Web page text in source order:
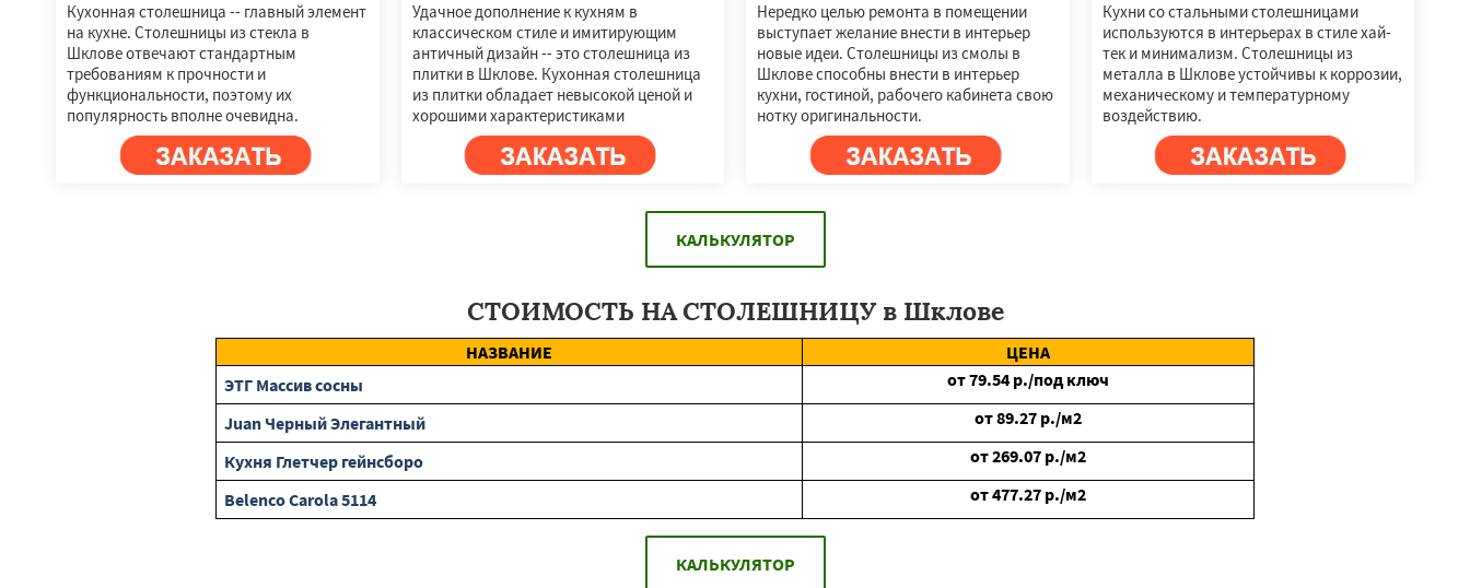
Кухонная столешница -- главный элемент
на кухне. Столешницы из стекла в
Шклове отвечают стандартным
требованиям к прочности и
функциональности, поэтому их
популярность вполне очевидна.
Удачное дополнение к кухням в
классическом стиле и имитирующим
античный дизайн -- это столешница из
плитки в Шклове. Кухонная столешница
из плитки обладает невысокой ценой и
хорошими характеристиками
Нередко целью ремонта в помещении
выступает желание внести в интерьер
новые идеи. Столешницы из смолы в
Шклове способны внести в интерьер
кухни, гостиной, рабочего кабинета свою
нотку оригинальности.
Кухни со стальными столешницами
используются в интерьерах в стиле хай-
тек и минимализм. Столешницы из
металла в Шклове устойчивы к коррозии,
механическому и температурному
воздействию.
КАЛЬКУЛЯТОР
СТОИМОСТЬ НА СТОЛЕШНИЦУ в Шклове
НАЗВАНИЕ
ЦЕНА
ЭТГ Массив сосны
от79.54 р./под ключ
Juan Черный Элегантный
от89.27 р./м2
Кухня Глетчер гейнсборо
от269.07 р./м2
Belenco Carola 5114
от477.27 р./м2
КАЛЬКУЛЯТОР